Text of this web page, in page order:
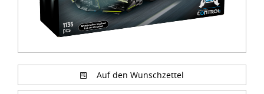
Auf den Wunschzettel